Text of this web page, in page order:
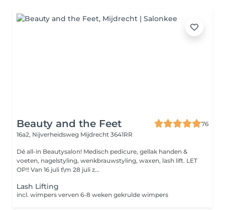
Beauty and the Feet
76
16a2, Nijverheidsweg Mijdrecht 3641RR
Dé all-in Beautysalon! Medisch pedicure, gellak handen &
voeten, nagelstyling, wenkbrauwstyling, waxen, lash lift. LET
OP!! Van 16 juli t\m 28 juli z...
Lash Lifting
incl. wimpers verven 6-8 weken gekrulde wimpers